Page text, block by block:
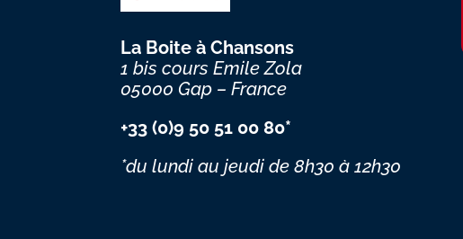
La Boite à Chansons
1 bis cours Emile Zola
05000 Gap – France
+33 (0)9 50 51 00 80*
*du lundi au jeudide 8h30 à 12h30